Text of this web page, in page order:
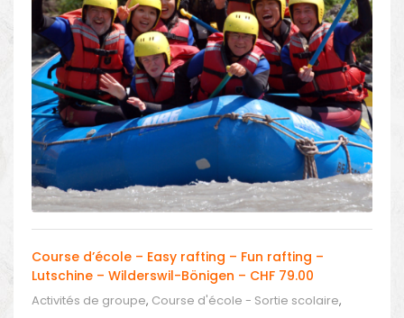
Course d’école – Easy rafting – Fun rafting –
Lutschine – Wilderswil-Bönigen – CHF 79.00
Activités de groupe, Course d'école - Sortie scolaire,